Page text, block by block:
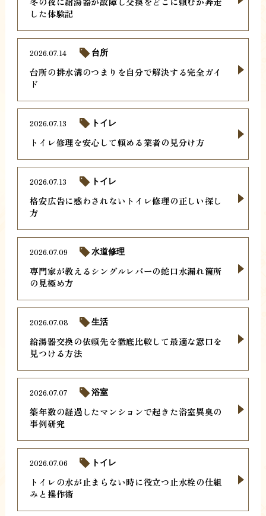
した体験記
台所の排水溝のつまりを自分で解決する完全ガイ
ド
2026.07.14 台所
トイレ修理を安心して頼める業者の見分け方
2026.07.13 トイレ
格安広告に惑わされないトイレ修理の正しい探し
方
2026.07.13 トイレ
専門家が教えるシングルレバーの蛇口水漏れ箇所
の見極め方
2026.07.09 水道修理
給湯器交換の依頼先を徹底比較して最適な窓口を
見つける方法
2026.07.08 生活
築年数の経過したマンションで起きた浴室異臭の
事例研究
2026.07.07 浴室
トイレの水が止まらない時に役立つ止水栓の仕組
みと操作術
2026.07.06 トイレ